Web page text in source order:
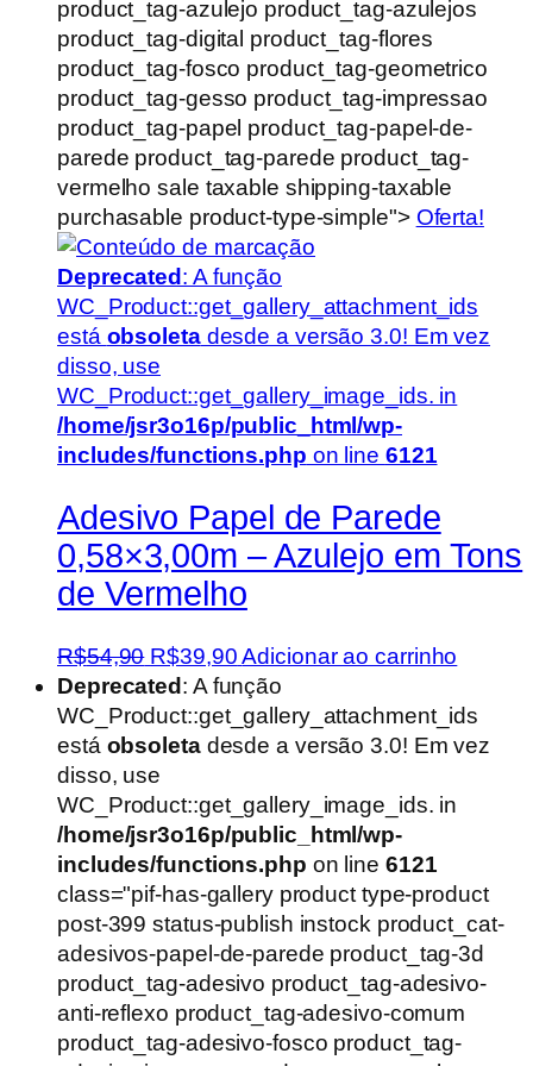
product_tag-azulejo product_tag-azulejos
product_tag-digital product_tag-flores
product_tag-fosco product_tag-geometrico
product_tag-gesso product_tag-impressao
product_tag-papel product_tag-papel-de-
parede product_tag-parede product_tag-
vermelho sale taxable shipping-taxable
purchasable product-type-simple"> Oferta!
Deprecated : A função
WC_Product::get_gallery_attachment_ids
está obsoletadesde a versão 3.0! Em vez
disso, use
WC_Product::get_gallery_image_ids. in
/home/jsr3o16p/public_html/wp-
includes/functions.php on line 6121
Adesivo Papel de Parede
0,58×3,00m – Azulejo em Tons
de Vermelho
R$54,90 O
preço
original
era:
R$54,90.
R$39,90O
preço
atual
é:
Adicionar ao carrinho
Deprecated: A função
WC_Product::get_gallery_attachment_ids
está obsoletadesde a versão 3.0! Em vez
disso, use
WC_Product::get_gallery_image_ids. in
/home/jsr3o16p/public_html/wp-
includes/functions.php on line 6121
class="pif-has-gallery product type-product
post-399 status-publish instock product_cat-
adesivos-papel-de-parede product_tag-3d
product_tag-adesivo product_tag-adesivo-
anti-reflexo product_tag-adesivo-comum
product_tag-adesivo-fosco product_tag-